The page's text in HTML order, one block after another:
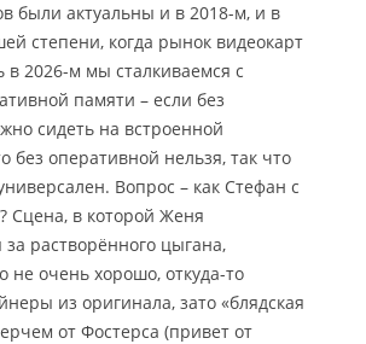
были актуальны и в 2018-м, и в
степени, когда рынок видеокарт
в 2026-м мы сталкиваемся с
памяти – если без
сидеть на встроенной
без оперативной нельзя, так что
Вопрос – как Стефан с
Сцена, в которой Женя
растворённого цыгана,
не очень хорошо, откуда-то
из оригинала, зато «блядская
от Фостерса (привет от